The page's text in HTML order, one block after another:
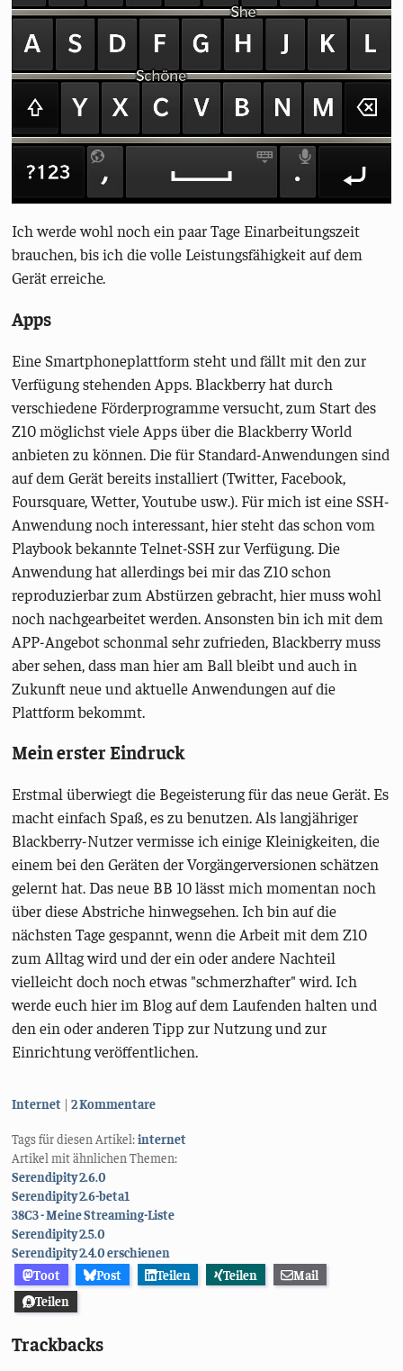
Ich werde wohl noch ein paar Tage Einarbeitungszeit
brauchen, bis ich die volle Leistungsfähigkeit auf dem
Gerät erreiche.
Apps
Eine Smartphoneplattform steht und fällt mit den zur
Verfügung stehenden Apps. Blackberry hat durch
verschiedene Förderprogramme versucht, zum Start des
Z10 möglichst viele Apps über die Blackberry World
anbieten zu können. Die für Standard-Anwendungen sind
auf dem Gerät bereits installiert (Twitter, Facebook,
Foursquare, Wetter, Youtube usw.). Für mich ist eine SSH-
Anwendung noch interessant, hier steht das schon vom
Playbook bekannte Telnet-SSH zur Verfügung. Die
Anwendung hat allerdings bei mir das Z10 schon
reproduzierbar zum Abstürzen gebracht, hier muss wohl
noch nachgearbeitet werden. Ansonsten bin ich mit dem
APP-Angebot schonmal sehr zufrieden, Blackberry muss
aber sehen, dass man hier am Ball bleibt und auch in
Zukunft neue und aktuelle Anwendungen auf die
Plattform bekommt.
Mein erster Eindruck
Erstmal überwiegt die Begeisterung für das neue Gerät. Es
macht einfach Spaß, es zu benutzen. Als langjähriger
Blackberry-Nutzer vermisse ich einige Kleinigkeiten, die
einem bei den Geräten der Vorgängerversionen schätzen
gelernt hat. Das neue BB 10 lässt mich momentan noch
über diese Abstriche hinwegsehen. Ich bin auf die
nächsten Tage gespannt, wenn die Arbeit mit dem Z10
zum Alltag wird und der ein oder andere Nachteil
vielleicht doch noch etwas "schmerzhafter" wird. Ich
werde euch hier im Blog auf dem Laufenden halten und
den ein oder anderen Tipp zur Nutzung und zur
Einrichtung veröffentlichen.
Kategorien:
Internet 2 Kommentare
Tags für diesen Artikel:internet
Artikel mit ähnlichen Themen:
Serendipity 2.6.0
Serendipity 2.6-beta1
38C3 - Meine Streaming-Liste
Serendipity 2.5.0
Serendipity 2.4.0 erschienen
Toot
Post Teilen Teilen
Mail
Teilen
Trackbacks